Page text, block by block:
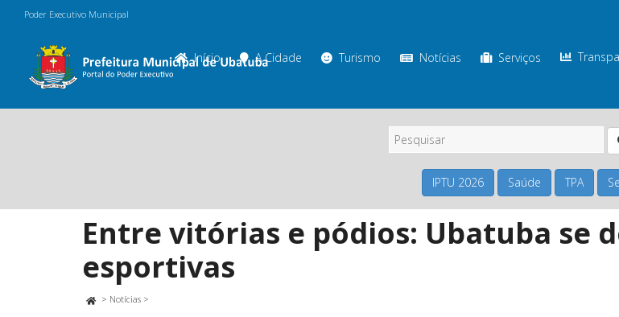
Poder Executivo Municipal
Início A Cidade Turismo Notícias Serviços
IPTU 2026 Saúde TPA
Entre vitórias e pódios: Ubatuba se
esportivas
> Notícias >